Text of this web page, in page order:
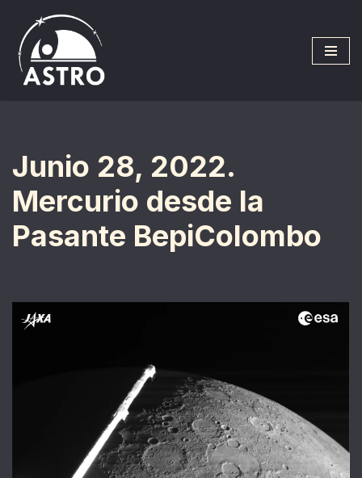
Saltar
al
contenido
Junio 28, 2022.
Mercurio desde la
Pasante BepiColombo